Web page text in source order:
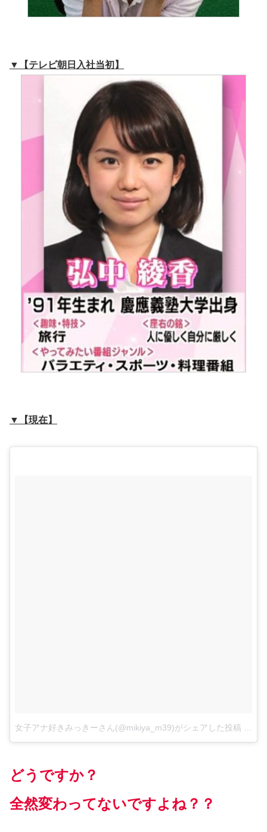
▼【テレビ朝日入社当初】
▼【現在】
女子アナ好きみっきーさん(@mikiya_m39)がシェアした投稿
どうですか？
全然変わってないですよね？？